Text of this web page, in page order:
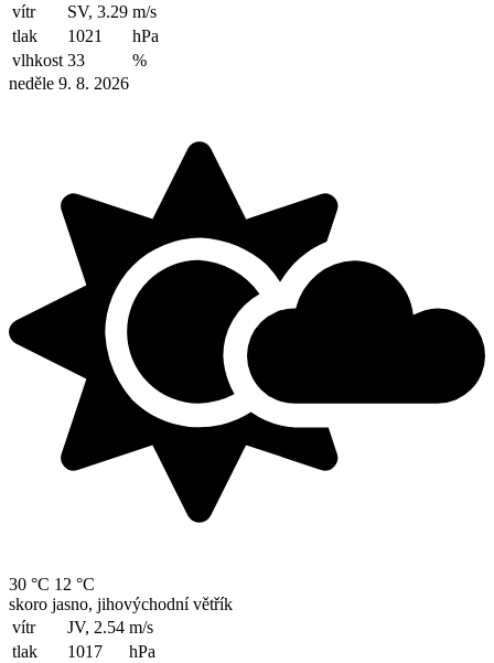
vítr
SV, 3.29 m/s
tlak
1021
hPa
vlhkost 33
%
neděle 9. 8. 2026
30 °C 12 °C
skoro jasno, jihovýchodní větřík
vítr
JV, 2.54 m/s
tlak
1017
hPa